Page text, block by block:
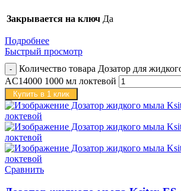
Закрывается на ключ Да
Подробнее
Быстрый просмотр
Количество товара Дозатор для
AC14000 1000 мл локтевой
Купить в 1 клик
Сравнить